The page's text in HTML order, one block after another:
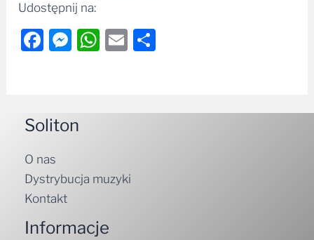
Udostępnij na:
Facebook
Messenger
WhatsApp
Email
Soliton
O nas
Dystrybucja muzyki
Kontakt
Informacje